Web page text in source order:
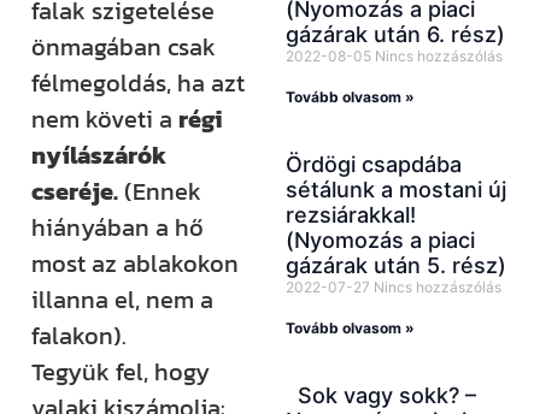
falak szigetelése
önmagában csak
félmegoldás, ha azt
nem követi a régi
nyílászárók
cseréje.(Ennek
hiányában a hő
most az ablakokon
illanna el, nem a
falakon).
Tegyük fel, hogy
(Nyomozás a piaci
gázárak után 6. rész)
2022-08-05 Nincs hozzászólás
Tovább olvasom »
Ördögi csapdába
sétálunk a mostani új
rezsiárakkal!
(Nyomozás a piaci
gázárak után 5. rész)
2022-07-27 Nincs hozzászólás
Tovább olvasom »
Sok vagy sokk? –